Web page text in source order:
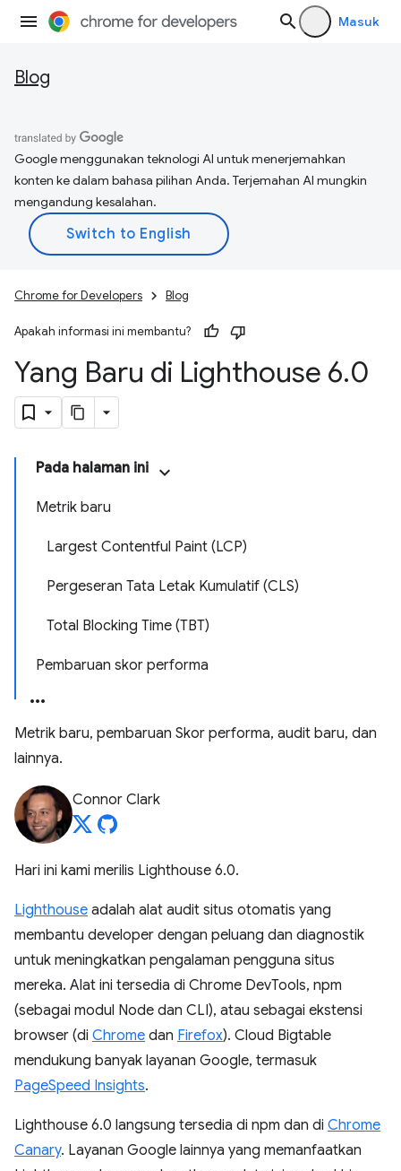
Masuk
Blog
Google menggunakan teknologi AI untuk menerjemahkan
konten ke dalam bahasa pilihan Anda. Terjemahan AI mungkin
mengandung kesalahan.
Chrome for Developers Blog
Apakah informasi ini membantu?
Yang Baru di Lighthouse 6.0
Pada halaman ini
Metrik baru
Largest Contentful Paint (LCP)
Pergeseran Tata Letak Kumulatif (CLS)
Total Blocking Time (TBT)
Pembaruan skor performa
Metrik baru, pembaruan Skor performa, audit baru, dan
lainnya.
Connor Clark
Hari ini kami merilis Lighthouse 6.0.
Lighthouse adalah alat audit situs otomatis yang
membantu developer dengan peluang dan diagnostik
untuk meningkatkan pengalaman pengguna situs
mereka. Alat ini tersedia di Chrome DevTools, npm
(sebagai modul Node dan CLI), atau sebagai ekstensi
browser (di Chrome dan Firefox). Cloud Bigtable
mendukung banyak layanan Google, termasuk
PageSpeed Insights.
Lighthouse 6.0 langsung tersedia di npm dan di Chrome
Canary. Layanan Google lainnya yang memanfaatkan